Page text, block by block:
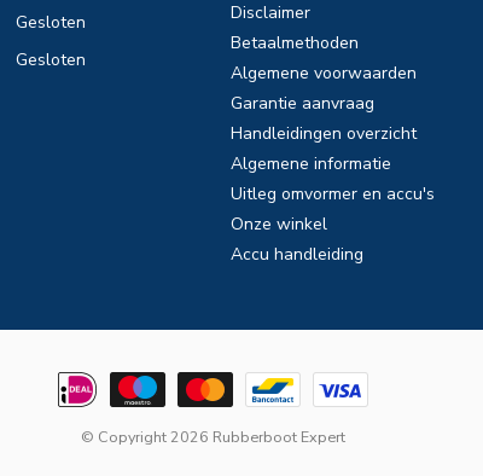
Gesloten
Gesloten
Disclaimer
Betaalmethoden
Algemene voorwaarden
Garantie aanvraag
Handleidingen overzicht
Algemene informatie
Uitleg omvormer en accu's
Onze winkel
Accu handleiding
© Copyright 2026 Rubberboot Expert